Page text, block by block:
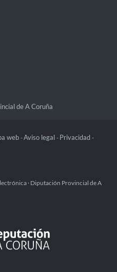
de A Coruña
web -Aviso legal - Privacidad -
· Diputación Provincial de A